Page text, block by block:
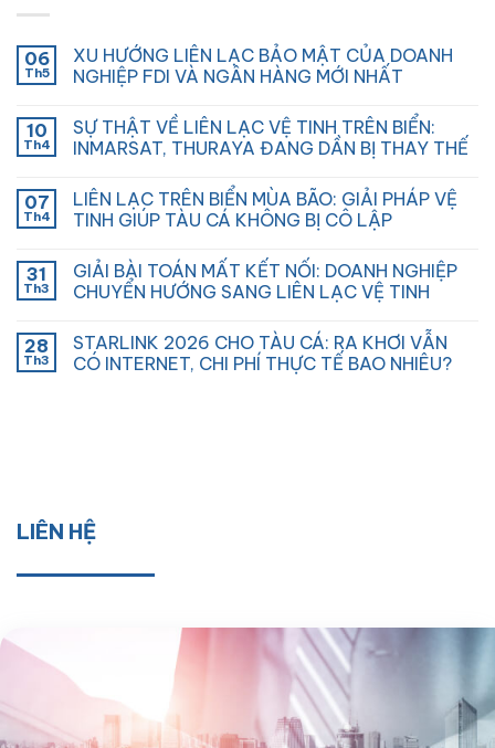
06
Th5
XU HƯỚNG LIÊN LẠC BẢO MẬT CỦA DOANH
NGHIỆP FDI VÀ NGÂN HÀNG MỚI NHẤT
10
Th4
SỰ THẬT VỀ LIÊN LẠC VỆ TINH TRÊN BIỂN:
INMARSAT, THURAYA ĐANG DẦN BỊ THAY THẾ
07
Th4
LIÊN LẠC TRÊN BIỂN MÙA BÃO: GIẢI PHÁP VỆ
TINH GIÚP TÀU CÁ KHÔNG BỊ CÔ LẬP
31
Th3
GIẢI BÀI TOÁN MẤT KẾT NỐI: DOANH NGHIỆP
CHUYỂN HƯỚNG SANG LIÊN LẠC VỆ TINH
28
Th3
STARLINK 2026 CHO TÀU CÁ: RA KHƠI VẪN
CÓ INTERNET, CHI PHÍ THỰC TẾ BAO NHIÊU?
LIÊN HỆ